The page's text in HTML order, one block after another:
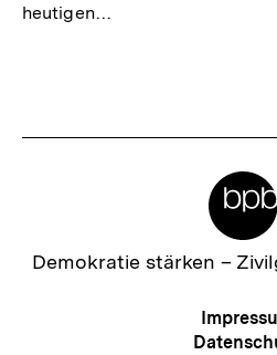
heutigen…
Zur
Demokratie stärken –